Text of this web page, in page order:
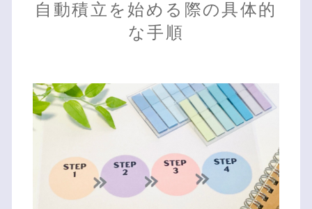
自動積立を始める際の具体的
な手順